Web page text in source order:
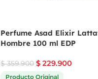
Perfume Asad Elixir
Hombre 100 ml EDP
$359.900 $ 229.900
Producto Original